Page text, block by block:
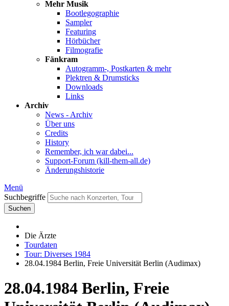
Mehr Musik
Bootlegographie
Sampler
Featuring
Hörbücher
Filmografie
Fänkram
Autogramm-, Postkarten & mehr
Plektren & Drumsticks
Downloads
Links
Archiv
News - Archiv
Über uns
Credits
History
Remember, ich war dabei...
Support-Forum (kill-them-all.de)
Änderungshistorie
Menü
Suchbegriffe
Suchen
Die Ärzte
Tourdaten
Tour: Diverses 1984
28.04.1984 Berlin, Freie Universität Berlin (Audimax)
28.04.1984 Berlin, Freie